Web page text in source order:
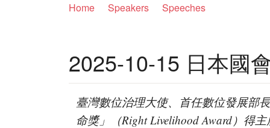
Home Speakers Speeches
2025-10-15 日本國
臺灣數位治理大使、首任數位發展部
命獎」（Right Livelihood Award）得